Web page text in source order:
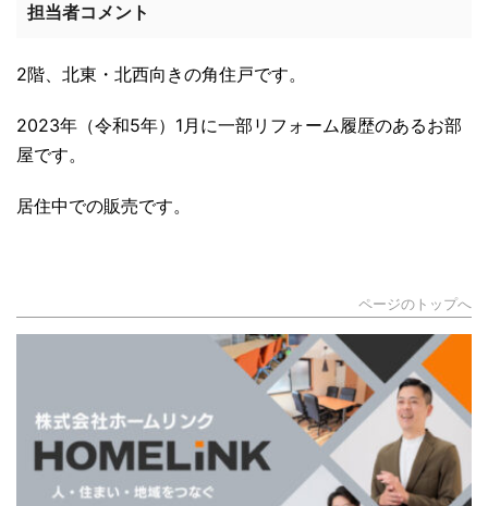
担当者コメント
2階、北東・北西向きの角住戸です。
2023年（令和5年）1月に一部リフォーム履歴のあるお部
屋です。
居住中での販売です。
ページのトップへ